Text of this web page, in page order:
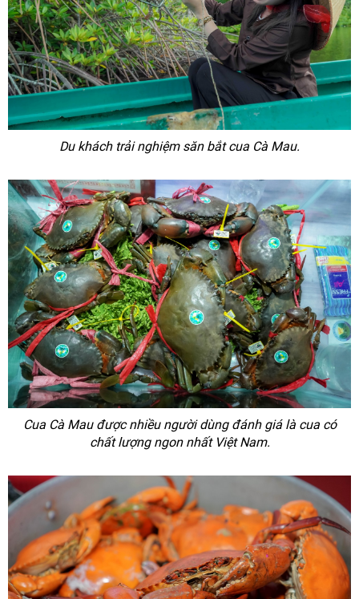
Du khách trải nghiệm săn bắt cua Cà Mau.
Cua Cà Mau được nhiều người dùng đánh giá là cua có
chất lượng ngon nhất Việt Nam.